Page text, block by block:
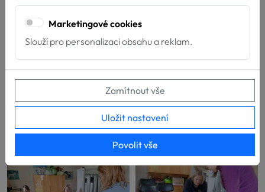
Marketingové cookies
Slouží pro personalizaci obsahu a reklam.
Zamítnout vše
Uložit nastavení
Povolit vše